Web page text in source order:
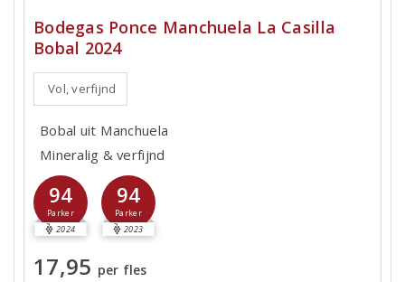
Bodegas Ponce Manchuela La Casilla
Bobal 2024
Vol, verfijnd
Bobal uit Manchuela
Mineralig & verfijnd
94
Parker
2024
94
Parker
2023
17,95 per fles